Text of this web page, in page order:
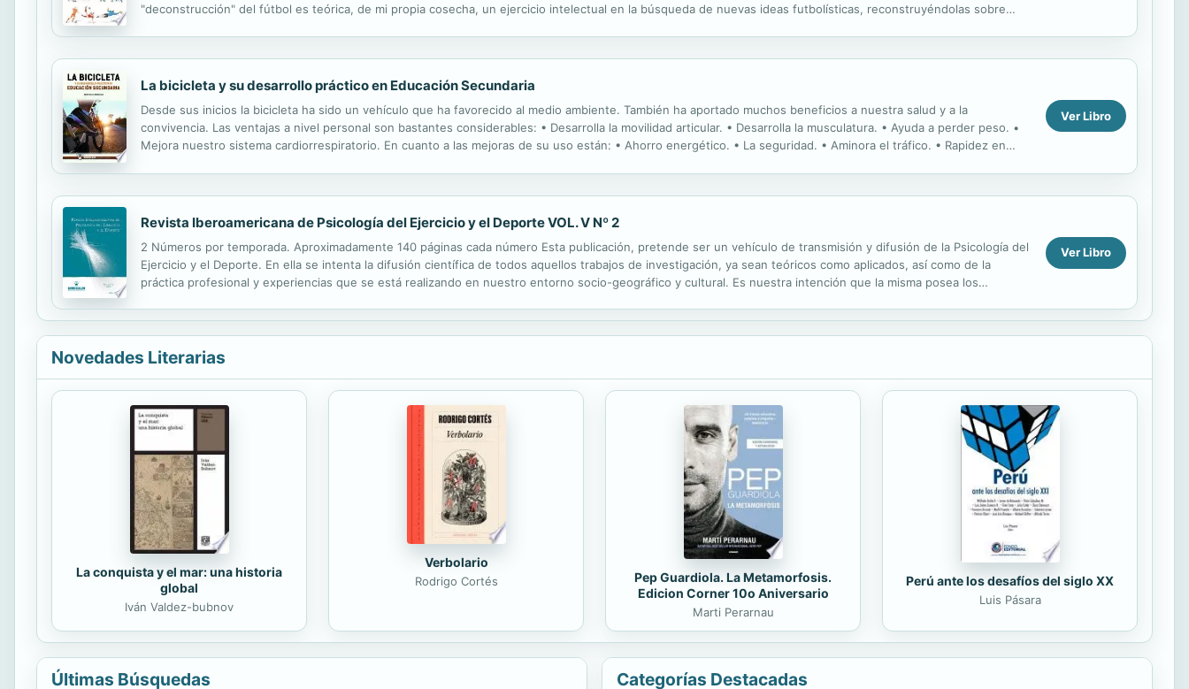
"deconstrucción" del fútbol es teórica, de mi propia cosecha, un ejercicio intelectual en la búsqueda de nuevas ideas futbolísticas, reconstruyéndolas sobre
La bicicleta y su desarrollo práctico en Educación Secundaria
Desde sus inicios la bicicleta ha sido un vehículo que ha favorecido al medio ambiente. También ha aportado muchos beneficios a nuestra salud y a la
convivencia. Las ventajas a nivel personal son bastantes considerables: • Desarrolla la movilidad articular. • Desarrolla la musculatura. • Ayuda a perder peso. •
Mejora nuestro sistema cardiorrespiratorio. En cuanto a las mejoras de su uso están: • Ahorro energético. • La seguridad. • Aminora el tráfico. • Rapidez en
Ver Libro
Revista Iberoamericana de Psicología del Ejercicio y el Deporte VOL. V Nº 2
2 Números por temporada. Aproximadamente 140 páginas cada número Esta publicación, pretende ser un vehículo de transmisión y difusión de la Psicología del
Ejercicio y el Deporte. En ella se intenta la difusión científica de todos aquellos trabajos de investigación, ya sean teóricos como aplicados, así como de la
práctica profesional y experiencias que se está realizando en nuestro entorno socio-geográfico y cultural. Es nuestra intención que la misma posea los
Ver Libro
Novedades Literarias
La conquista y el mar: una historia
global
Iván Valdez-bubnov
Verbolario
Rodrigo Cortés
Pep Guardiola. La Metamorfosis.
Edicion Corner 10o Aniversario
Marti Perarnau
Perú ante los desafíos del siglo XX
Luis Pásara
Últimas Búsquedas Categorías Destacadas